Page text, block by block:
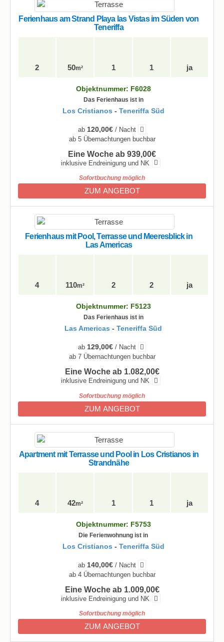
Ferienhaus am Strand Playa las Vistas im Süden von
Teneriffa
2 50m² 1 1 ja
Objektnummer: F6028
Das Ferienhaus ist in
Los Cristianos - Teneriffa Süd
ab 120,00€/ Nacht
ab 5 Übernachtungen buchbar
Eine Woche ab 939,00€
inklusive Endreinigung und NK
Sofortbuchung möglich
ZUM ANGEBOT
Ferienhaus mit Pool, Terrasse und Meeresblick in
Las Americas
4 110m² 2 2 ja
Objektnummer: F5123
Das Ferienhaus ist in
Las Americas - Teneriffa Süd
ab 129,00€/ Nacht
ab 7 Übernachtungen buchbar
Eine Woche ab 1.082,00€
inklusive Endreinigung und NK
Sofortbuchung möglich
ZUM ANGEBOT
Apartment mit Terrasse und Pool in Los Cristianos in
Strandnähe
4 42m² 1 1 ja
Objektnummer: F5753
Die Ferienwohnung ist in
Los Cristianos - Teneriffa Süd
ab 140,00€/ Nacht
ab 4 Übernachtungen buchbar
Eine Woche ab 1.009,00€
inklusive Endreinigung und NK
Sofortbuchung möglich
ZUM ANGEBOT